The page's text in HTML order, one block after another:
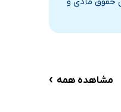
مشاهده همه ›